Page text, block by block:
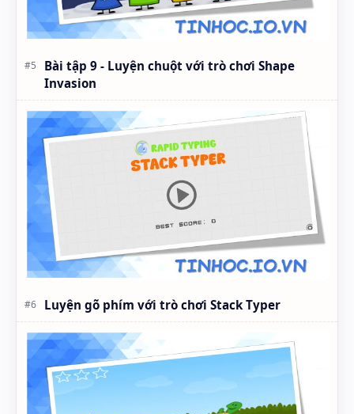
Bài tập 9 - Luyện chuột với trò chơi Shape
Invasion
Luyện gõ phím với trò chơi Stack Typer